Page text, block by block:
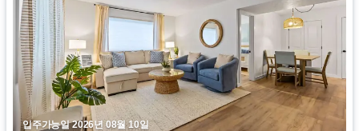
입주가능일 2026년 08월 10일